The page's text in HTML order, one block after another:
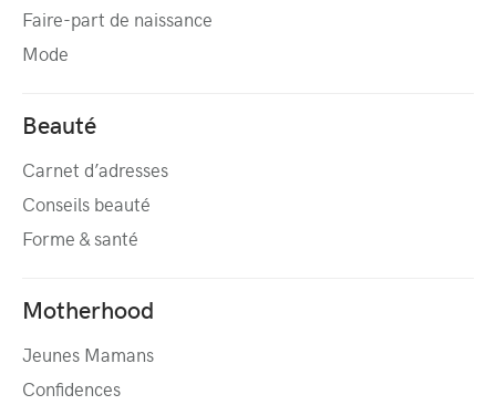
Faire-part de naissance
Mode
Beauté
Carnet d’adresses
Conseils beauté
Forme & santé
Motherhood
Jeunes Mamans
Confidences